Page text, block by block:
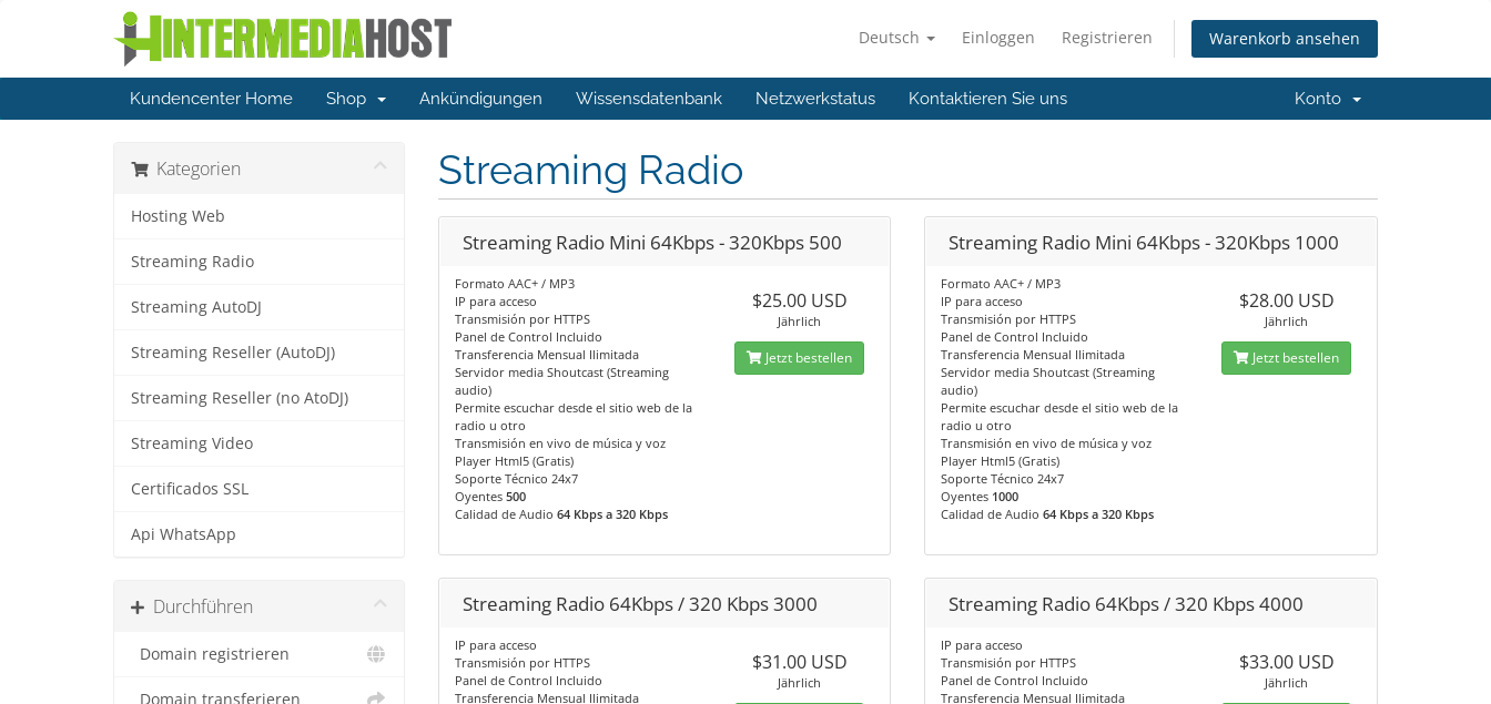
Deutsch Einloggen Registrieren Warenkorb ansehen
Kundencenter Home Shop Ankündigungen Wissensdatenbank Netzwerkstatus Kontaktieren Sie uns Konto
Kategorien
Hosting Web
Streaming Radio
Streaming AutoDJ
Streaming Reseller (AutoDJ)
Streaming Reseller (no AtoDJ)
Streaming Video
Certificados SSL
Api WhatsApp
Durchführen
Domain registrieren
Domain transferieren
Streaming Radio
Streaming Radio Mini 64Kbps - 320Kbps 500
Formato AAC+ / MP3
IP para acceso
Transmisión por HTTPS
Panel de Control Incluido
Transferencia Mensual Ilimitada
Servidor media Shoutcast (Streaming
audio)
Permite escuchar desde el sitio web de la
radio u otro
Transmisión en vivo de música y voz
Player Html5 (Gratis)
Soporte Técnico 24x7
Oyentes 500
Calidad de Audio 64 Kbps a 320 Kbps
$25.00 USD
Jährlich
Jetzt bestellen
Streaming Radio Mini 64Kbps - 320Kbps 1000
Formato AAC+ / MP3
IP para acceso
Transmisión por HTTPS
Panel de Control Incluido
Transferencia Mensual Ilimitada
Servidor media Shoutcast (Streaming
audio)
Permite escuchar desde el sitio web de la
radio u otro
Transmisión en vivo de música y voz
Player Html5 (Gratis)
Soporte Técnico 24x7
Oyentes 1000
Calidad de Audio64 Kbps a 320 Kbps
$28.00 USD
Jährlich
Jetzt bestellen
Streaming Radio 64Kbps / 320 Kbps 3000
IP para acceso
Transmisión por HTTPS
Panel de Control Incluido
Transferencia Mensual Ilimitada
$31.00 USD
Jährlich
Streaming Radio 64Kbps / 320 Kbps 4000
IP para acceso
Transmisión por HTTPS
Panel de Control Incluido
Transferencia Mensual Ilimitada
$33.00 USD
Jährlich